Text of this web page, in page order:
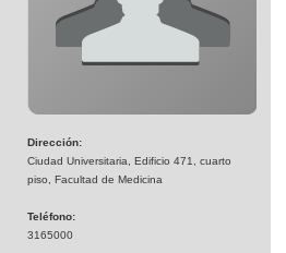
Dirección:
Ciudad Universitaria, Edificio 471, cuarto
piso, Facultad de Medicina
Teléfono:
3165000